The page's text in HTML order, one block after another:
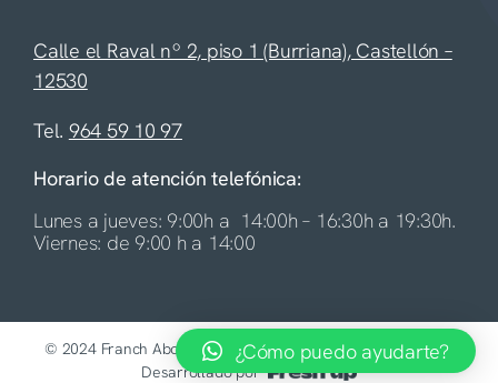
Calle el Raval nº 2, piso 1 (Burriana), Castellón –
12530
Tel. 964 59 10 97
Horario de atención telefónica:
Lunes a jueves: 9:00h a 14:00h – 16:30h a 19:30h.
Viernes: de 9:00 h a 14:00
© 2024 Franch Abogados | Todos los derechos reservados |
Desarrollado por
¿Cómo puedo ayudarte?